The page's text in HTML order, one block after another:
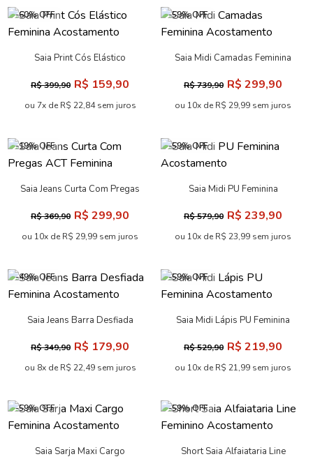
-60% OFF
Saia Print Cós Elástico
R$ 399,90 R$ 159,90
ou 7x de R$ 22,84 sem juros
-59% OFF
Saia Midi Camadas Feminina
R$ 739,90 R$ 299,90
ou 10x de R$ 29,99 sem juros
-19% OFF
Saia Jeans Curta Com Pregas
R$ 369,90 R$ 299,90
ou 10x de R$ 29,99 sem juros
-59% OFF
Saia Midi PU Feminina
R$ 579,90 R$ 239,90
ou 10x de R$ 23,99 sem juros
-49% OFF
Saia Jeans Barra Desfiada
R$ 349,90 R$ 179,90
ou 8x de R$ 22,49 sem juros
-59% OFF
Saia Midi Lápis PU Feminina
R$ 529,90 R$ 219,90
ou 10x de R$ 21,99 sem juros
-59% OFF
Saia Sarja Maxi Cargo
-59% OFF
Short Saia Alfaiataria Line